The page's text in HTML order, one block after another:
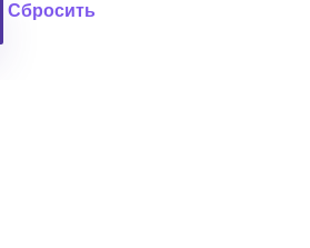
Сбросить